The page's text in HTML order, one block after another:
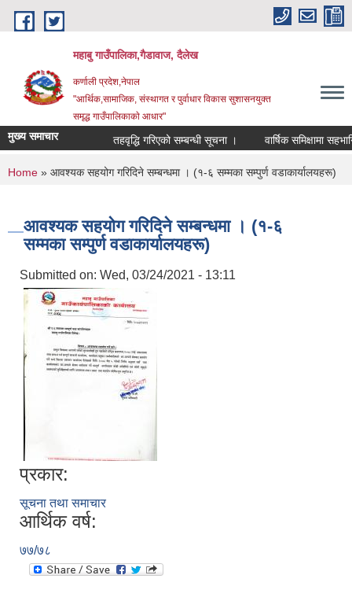
Skip to main content
महाबु गाउँपालिका,गैडावाज, दैलेख
कर्णाली प्रदेश,नेपाल
"आर्थिक,सामाजिक, संस्थागत र पुर्वाधार विकास सुशासनयुक्त
समृद्ध गाउँपालिकाकाे आधार"
मुख्य समाचार तहवृद्धि गरिएको सम्बन्धी सूचना । वार्षिक समिक्षामा
You are here
Home » आवश्यक सहयोग गरिदिने सम्बन्धमा । (१-६ सम्मका सम्पुर्ण वडाकार्यालयहरू)
आवश्यक सहयोग गरिदिने सम्बन्धमा । (१-६
सम्मका सम्पुर्ण वडाकार्यालयहरू)
Submitted on: Wed, 03/24/2021 - 13:11
प्रकार:
सूचना तथा समाचार
आर्थिक वर्ष:
७७/७८